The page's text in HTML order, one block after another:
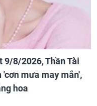
9/8/2026, Thần Tài
mưa may mắn',
hoa